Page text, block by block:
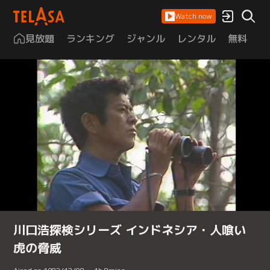
Watch now
見放題 ランキング ジャンル レンタル 無料
川口浩探検シリーズ インドネシア・人喰い
虎の脅威